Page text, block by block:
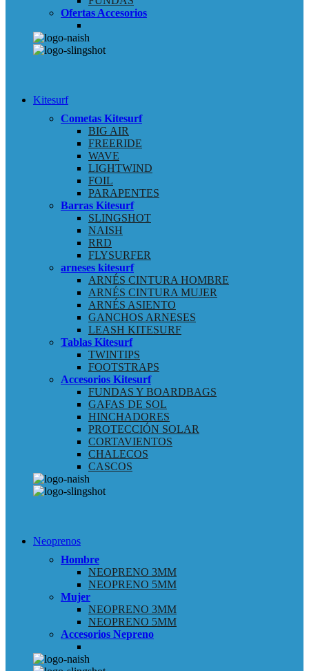
Ofertas Accesorios
Kitesurf
Cometas Kitesurf
BIG AIR
FREERIDE
WAVE
LIGHTWIND
FOIL
PARAPENTES
Barras Kitesurf
SLINGSHOT
NAISH
RRD
FLYSURFER
arneses kitesurf
ARNÉS CINTURA HOMBRE
ARNÉS CINTURA MUJER
ARNÉS ASIENTO
GANCHOS ARNESES
LEASH KITESURF
Tablas Kitesurf
TWINTIPS
FOOTSTRAPS
Accesorios Kitesurf
FUNDAS Y BOARDBAGS
GAFAS DE SOL
HINCHADORES
PROTECCIÓN SOLAR
CORTAVIENTOS
CHALECOS
CASCOS
Neoprenos
Hombre
NEOPRENO 3MM
NEOPRENO 5MM
Mujer
NEOPRENO 3MM
NEOPRENO 5MM
Accesorios Nepreno